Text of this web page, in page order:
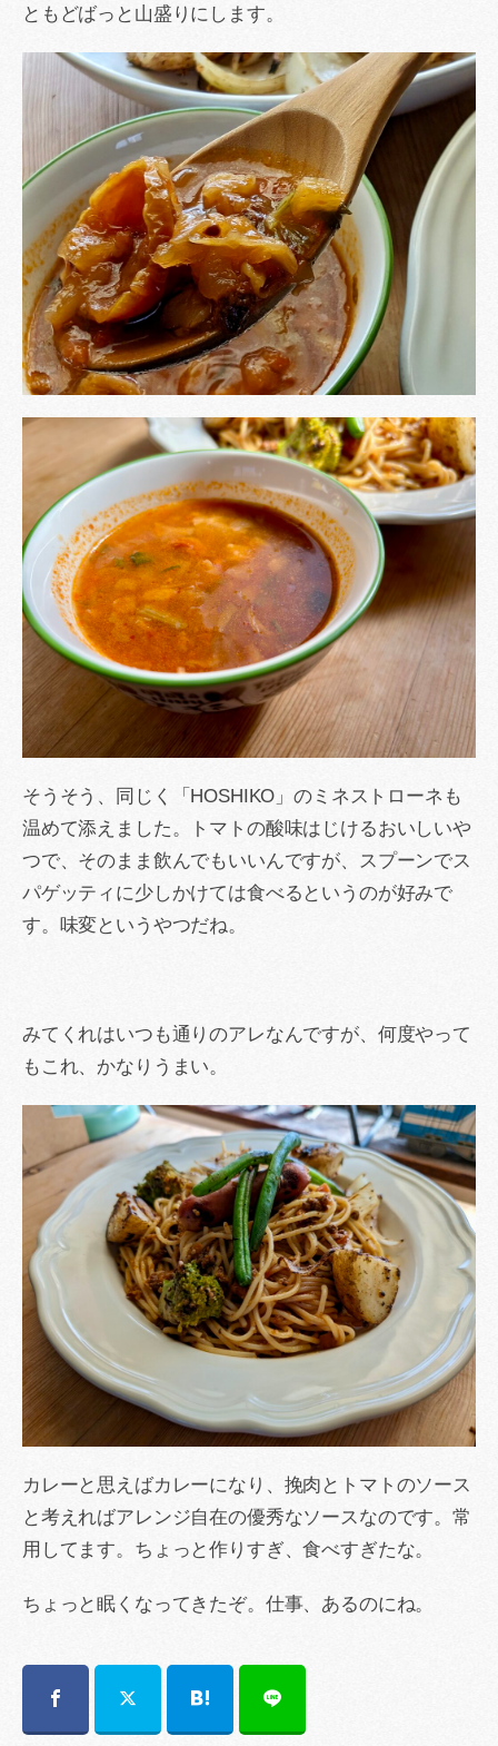
ともどばっと山盛りにします。
そうそう、同じく「HOSHIKO」のミネストローネも
温めて添えました。トマトの酸味はじけるおいしいや
つで、そのまま飲んでもいいんですが、スプーンでス
パゲッティに少しかけては食べるというのが好みで
す。味変というやつだね。
みてくれはいつも通りのアレなんですが、何度やって
もこれ、かなりうまい。
カレーと思えばカレーになり、挽肉とトマトのソース
と考えればアレンジ自在の優秀なソースなのです。常
用してます。ちょっと作りすぎ、食べすぎたな。
ちょっと眠くなってきたぞ。仕事、あるのにね。